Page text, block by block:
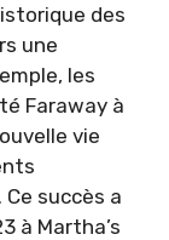
des
une
les
Faraway à
vie
succès a
à Martha’s